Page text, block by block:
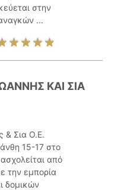
στην
...
ΚΑΙ ΣΙΑ
& Σια Ο.Ε.
15-17 στο
από
την εμπορία
δομικών